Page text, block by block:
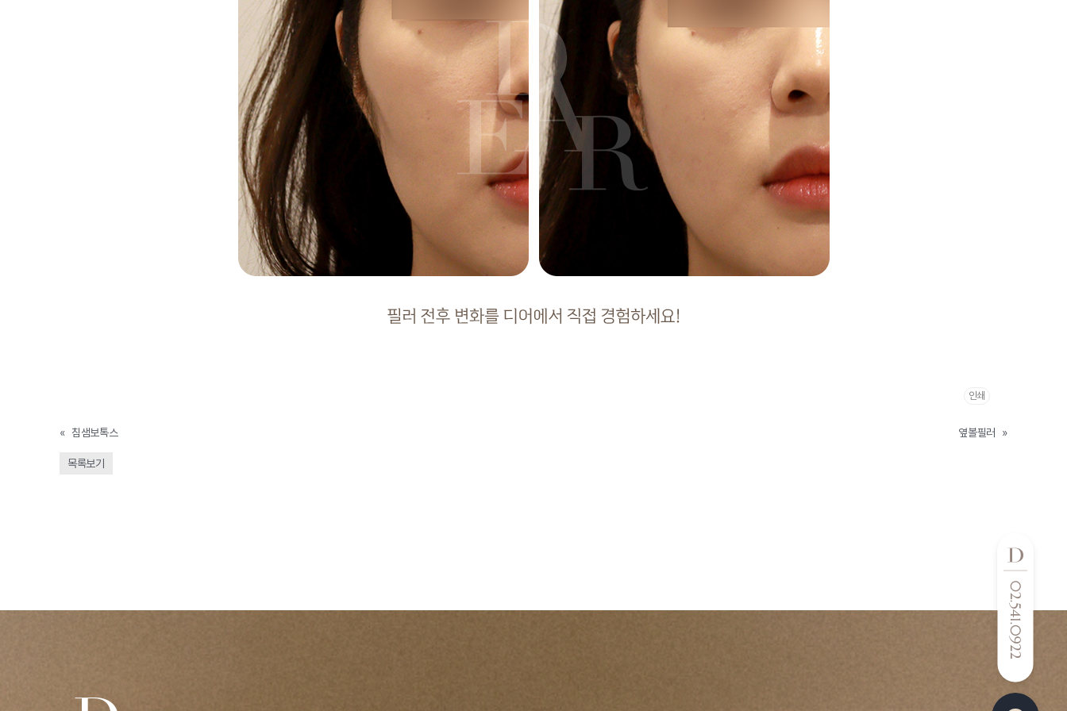
인쇄
« 침샘보톡스 옆볼필러 »
목록보기